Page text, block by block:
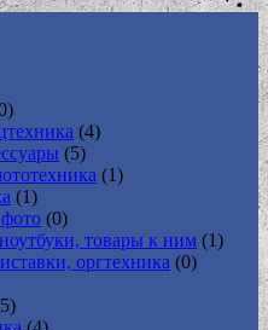
(4)
(5)
(1)
(1)
(0)
товары к ним (1)
оргтехника (0)